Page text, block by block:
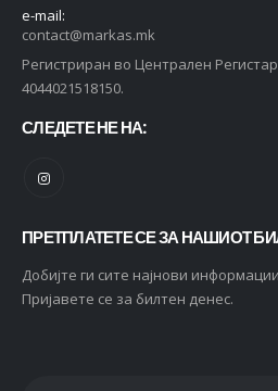
e-mail:
contact@markas.mk
Регистриран во Централен
4044021518150.
СЛЕДЕТЕ НЕ НА:
ПРЕТПЛАТЕТЕ СЕ ЗА НАШИОТ
Добијте ги сите најнови
Пријавете се за билтен денес.